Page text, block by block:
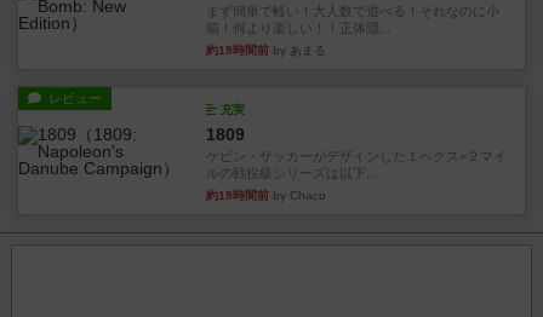
まず簡単で軽い！大人数で遊べる！それなのに小
箱！何より楽しい！！正体隠...
約19時間前 by あまる
レビュー
充実
1809
ケビン・ザッカーがデザインした１ヘクス=２マイ
ルの戦役級シリーズは以下...
約19時間前 by Chaco